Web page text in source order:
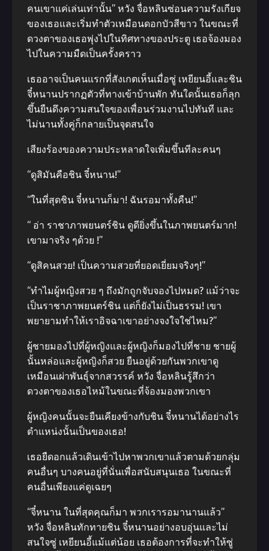
คนเขาแค่เล่นเท่านั้น​” หวัง จื่อหลินซ่อนความรังเกียจ
ของเธอและเริ่มทำตัวเหมือนดอกบัวสีขาว ในขณะที่
ดวงตาของเธอพุ่งไปในทิศทางของประตู เธอจ้องมอง
ไปในความมืดเป็นครั้งคราว
เธออาจเป็นคนแรกที่สังเกตเห็นเมื่อซู่ เหยียนอี้และชิน
จี๋หนานปรากฏตัวที่ทางเข้าบ้านพัก ทันใดนั้นเธอก็ลุก
ขึ้นยืนดึงความสนใจของเพื่อนร่วมงานไปทันที และ
ไม่นานทั้งคู่ก็กลายเป็นจุดสนใจ
เสียงร้องของความประหลาดใจเพิ่มขึ้นทีละคนๆ
“ดูสิมันคือชิน จี๋หนาน!”
“ในที่สุดชิน จี๋หนานก็มา! ฉันรอมาทั้งคืน!”
“ อ่า ราชาภาพยนตร์​ชิน ดูดียิ่งขึ้นในภาพยนตร์​มาก!
เขามาจริง ๆด้วย !”
“ดูสิคนสวย! เป็นความสวยที่ยอดเยี่ยมจริงๆ!”
“ทำไมผู้หญิงสวย ๆ ถึงมักถูกจับจอง​ไปหมด? แม้ว่าจะ
เป็นราชาภาพยนตร์ชิน แต่ก็ยังไม่เป็นธรรม! เขา
พยายามทำให้เราอิจฉาเขาอย่างจงใจใช่ไหม?”
ผู้ชายมองไปที่ผู้หญิงและผู้หญิงก็มองไปที่ชาย ชายผู้
นั้นหล่อและผู้หญิงก็สวย ยืนอยู่ด้วยกันพวกเขาดู
เหมือนเผ่าพันธุ์​จากสวรรค์ หวัง จื่อหลินรู้สึกว่า
ดวงตาของเธอไหม้ในขณะที่จ้องมองพวกเขา
ผู้หญิงคนนั้นจะยืนเคียงข้างกับชิน จี๋หนานได้อย่างไร
ตำแหน่งนั้นเป็นของเธอ!
เธอยืดอกแล้วเดินเข้าไปหาพวกเขาแล้วตามด้วยกลุ่ม
คนอื่นๆ บางคนอยู่ที่นั่นเพื่อสนับสนุนเธอ ในขณะที่
คนอื่นเพียงแค่ดูเฉยๆ
“จี๋หนาน ในที่สุด​คุณก็มา พวกเรารอมานานแล้ว”
หวัง จื่อหลินทักทายชิน จี๋หนานอย่างอบอุ่นและไม่
สนใจซู่ เหยียนอี้แม้แต่​น้อย เธอต้องการที่จะทำให้ซู่